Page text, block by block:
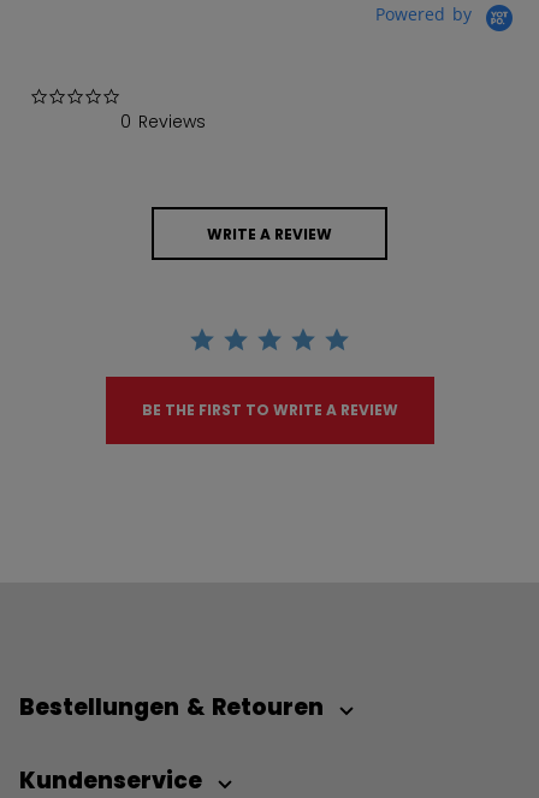
Powered by
0 Reviews
WRITE A REVIEW
BE THE FIRST TO WRITE A REVIEW
Bestellungen & Retouren
Kundenservice